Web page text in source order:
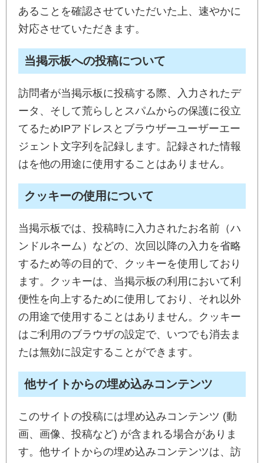
あることを確認させていただいた上、速やかに
対応させていただきます。
当掲示板への投稿について
訪問者が当掲示板に投稿する際、入力されたデ
ータ、そして荒らしとスパムからの保護に役立
てるためIPアドレスとブラウザーユーザーエー
ジェント文字列を記録します。記録された情報
はを他の用途に使用することはありません。
クッキーの使用について
当掲示板では、投稿時に入力されたお名前（ハ
ンドルネーム）などの、次回以降の入力を省略
するため等の目的で、クッキーを使用しており
ます。クッキーは、当掲示板の利用において利
便性を向上するために使用しており、それ以外
の用途で使用することはありません。クッキー
はご利用のブラウザの設定で、いつでも消去ま
たは無効に設定することができます。
他サイトからの埋め込みコンテンツ
このサイトの投稿には埋め込みコンテンツ (動
画、画像、投稿など) が含まれる場合がありま
す。他サイトからの埋め込みコンテンツは、訪